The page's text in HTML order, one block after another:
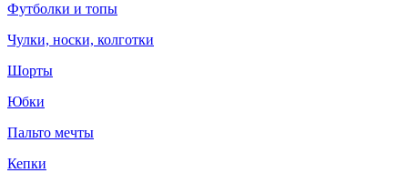
Футболки и топы
Чулки, носки, колготки
Шорты
Юбки
Пальто мечты
Кепки